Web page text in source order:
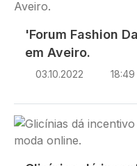
'Forum Fashion
em Aveiro.
03.10.2022 18:49
Imagem